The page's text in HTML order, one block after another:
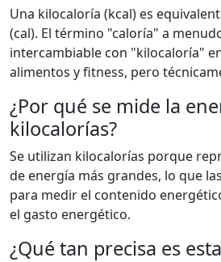
Una kilocaloría (kcal) es
(cal). El término "caloría" a
intercambiable con "kilocaloría"
alimentos y fitness, pero
¿Por qué se mide la
kilocalorías?
Se utilizan kilocalorías porque
de energía más grandes, lo que
para medir el contenido
el gasto energético.
¿Qué tan precisa es